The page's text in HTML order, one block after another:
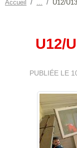
Accueil U12/
U12/
PUBLIÉE LE